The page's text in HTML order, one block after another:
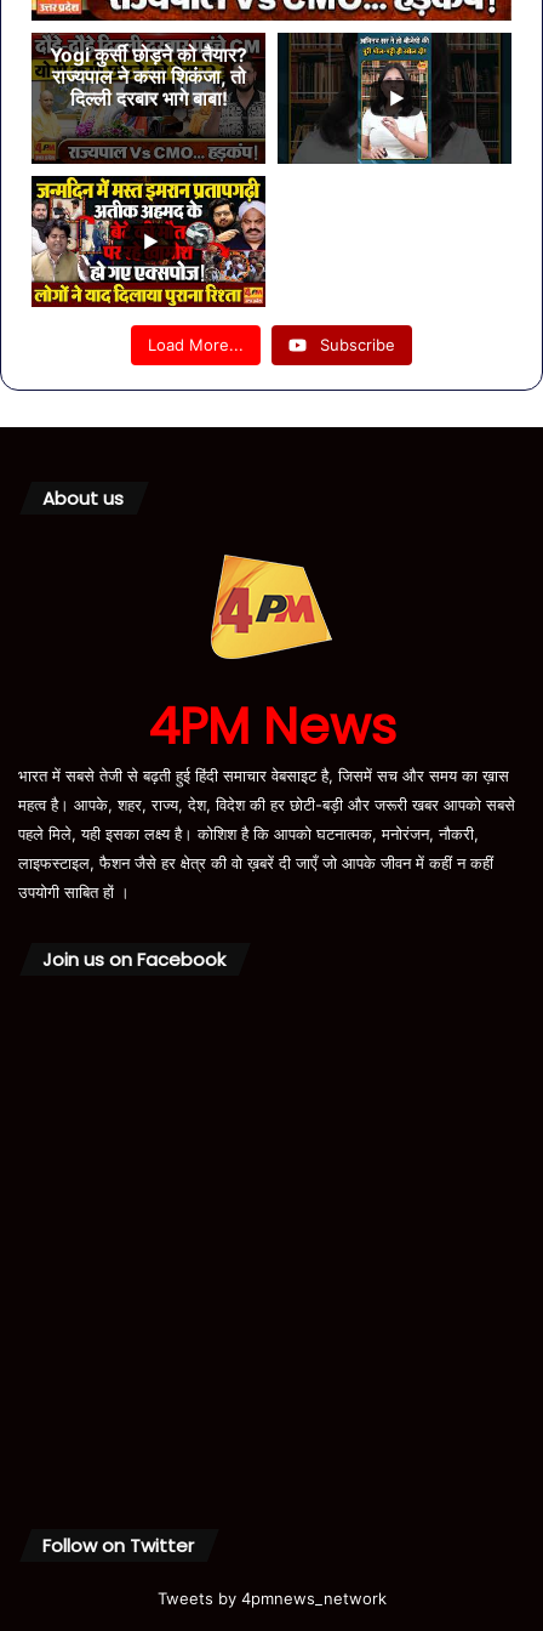
Yogi कुर्सी छोड़ने को तैयार?
राज्यपाल ने कसा शिकंजा, तो
दिल्ली दरबार भागे बाबा!
Load More... Subscribe
About us
4PM News
भारत में सबसे तेजी से बढ़ती हुई हिंदी समाचार वेबसाइट है, जिसमें सच और समय का ख़ास
महत्व है। आपके, शहर, राज्य, देश, विदेश की हर छोटी-बड़ी और जरूरी खबर आपको सबसे
पहले मिले, यही इसका लक्ष्य है। कोशिश है कि आपको घटनात्मक, मनोरंजन, नौकरी,
लाइफस्टाइल, फैशन जैसे हर क्षेत्र की वो ख़बरें दी जाएँ जो आपके जीवन में कहीं न कहीं
उपयोगी साबित हों ।
Join us on Facebook
Follow on Twitter
Tweets by 4pmnews_network